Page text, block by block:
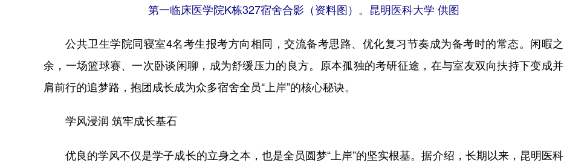
第一临床医学院K栋327宿舍合影（资料图）。昆明医科大学 供图
公共卫生学院同寝室4名考生报考方向相同，交流备考思路、优化复习节奏成为备考时的常态。闲暇之
余，一场篮球赛、一次卧谈闲聊，成为舒缓压力的良方。原本孤独的考研征途，在与室友双向扶持下变成并
肩前行的追梦路，抱团成长成为众多宿舍全员“上岸”的核心秘诀。
学风浸润 筑牢成长基石
优良的学风不仅是学子成长的立身之本，也是全员圆梦“上岸”的坚实根基。据介绍，长期以来，昆明医科